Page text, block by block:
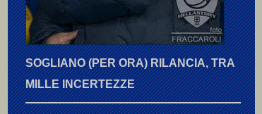
SOGLIANO (PER ORA) RILANCIA, TRA
MILLE INCERTEZZE